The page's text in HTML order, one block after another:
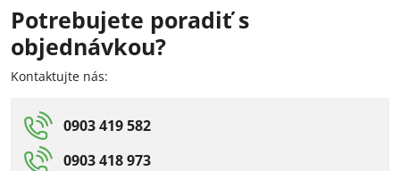
Potrebujete poradiť s
objednávkou?
Kontaktujte nás:
0903 419 582
0903 418 973